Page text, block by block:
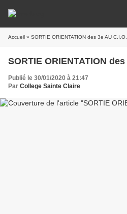
Accueil » SORTIE ORIENTATION des 3e AU C.I.O.
SORTIE ORIENTATION
Publié le 30/01/2020 à 21:47
Par College Sainte Claire